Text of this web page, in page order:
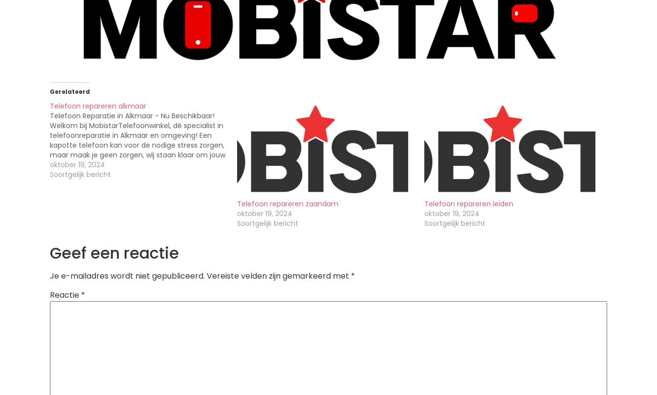
Gerelateerd
Telefoon repareren alkmaar
Telefoon Reparatie in Alkmaar - Nu Beschikbaar!
Welkom bij MobistarTelefoonwinkel, dé specialist in
telefoonreparatie in Alkmaar en omgeving! Een
kapotte telefoon kan voor de nodige stress zorgen,
maar maak je geen zorgen, wij staan klaar om jouw
telefoon snel en vakkundig te herstellen. Ontdek
waarom MobistarTelefoonwinkel jouw beste keuze
oktober 19, 2024
Soortgelijk bericht
Telefoon repareren zaandam
oktober 19, 2024
Soortgelijk bericht
Telefoon repareren leiden
oktober 19, 2024
Soortgelijk bericht
Geef een reactie
Je e-mailadres wordt niet gepubliceerd. Vereiste velden zijn gemarkeerd met *
Reactie *